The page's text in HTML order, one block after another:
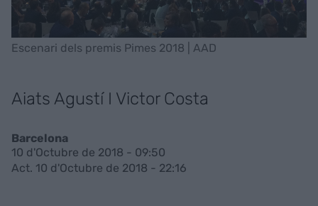
Escenari dels premis Pimes 2018 | AAD
Aiats Agustí I Victor Costa
Barcelona
10 d'Octubre de 2018 - 09:50
Act. 10 d'Octubre de 2018 - 22:16